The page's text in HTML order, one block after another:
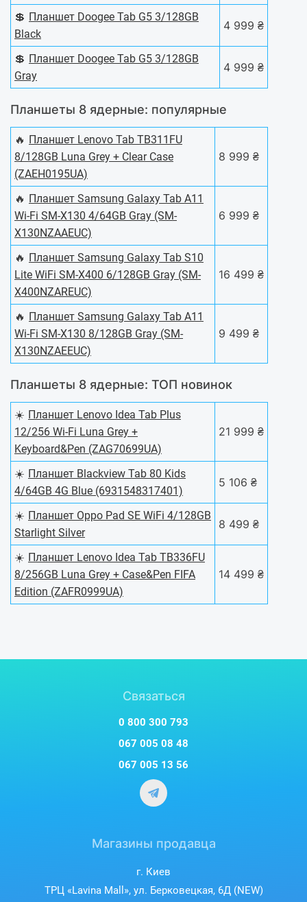
💲 Планшет Doogee Tab G5 3/128GB
Black
4 999 ₴
💲 Планшет Doogee Tab G5 3/128GB
Gray
4 999 ₴
Планшеты 8 ядерные: популярные
🔥 Планшет Lenovo Tab TB311FU
8/128GB Luna Grey + Clear Case
(ZAEH0195UA)
8 999 ₴
🔥 Планшет Samsung Galaxy Tab A11
Wi-Fi SM-X130 4/64GB Gray (SM-
X130NZAAEUC)
6 999 ₴
🔥 Планшет Samsung Galaxy Tab S10
Lite WiFi SM-X400 6/128GB Gray (SM-
X400NZAREUC)
16 499 ₴
🔥 Планшет Samsung Galaxy Tab A11
Wi-Fi SM-X130 8/128GB Gray (SM-
X130NZAEEUC)
9 499 ₴
Планшеты 8 ядерные: ТОП новинок
☀️ Планшет Lenovo Idea Tab Plus
12/256 Wi-Fi Luna Grey +
Keyboard&Pen (ZAG70699UA)
21 999 ₴
☀️ Планшет Blackview Tab 80 Kids
4/64GB 4G Blue (6931548317401)
5 106 ₴
☀️ Планшет Oppo Pad SE WiFi 4/128GB
Starlight Silver
8 499 ₴
☀️ Планшет Lenovo Idea Tab TB336FU
8/256GB Luna Grey + Case&Pen FIFA
Edition (ZAFR0999UA)
14 499 ₴
Связаться
0 800 300 793
067 005 08 48
067 005 13 56
Магазины продавца
г. Киев
ТРЦ «Lavina Mall», ул. Берковецкая, 6Д (NEW)